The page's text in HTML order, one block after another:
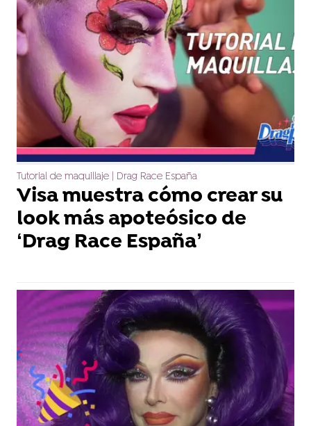
Tutorial de maquillaje | Drag Race España
Visa muestra cómo crear su
look más apoteósico de
‘Drag Race España’